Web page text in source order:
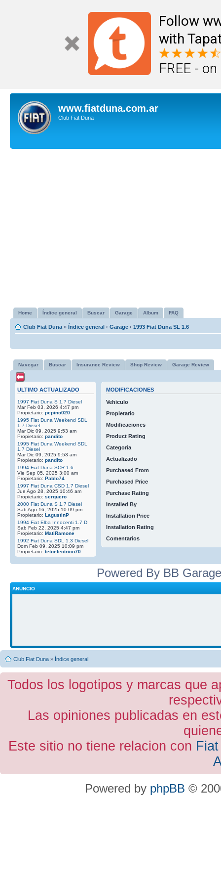
Follow
with
FREE -
www.fiatduna.com.ar
Club Fiat Duna
Home Índice general Buscar Garage Album FAQ
Club Fiat Duna » Índice general ‹ Garage ‹ 1993 Fiat Duna SL 1.6
Navegar Buscar Insurance Review Shop Review Garage Review
ULTIMO ACTUALIZADO
1997 Fiat Duna S 1.7 Diesel
Mar Feb 03, 2026 4:47 pm
Propietario: pepino020
1995 Fiat Duna Weekend SDL
1.7 Diesel
Mar Dic 09, 2025 9:53 am
Propietario: pandito
1995 Fiat Duna Weekend SDL
1.7 Diesel
Mar Dic 09, 2025 9:53 am
Propietario: pandito
1994 Fiat Duna SCR 1.6
Vie Sep 05, 2025 3:00 am
Propietario: Pablo74
1997 Fiat Duna CSD 1.7 Diesel
Jue Ago 28, 2025 10:46 am
Propietario: serquero
2000 Fiat Duna S 1.7 Diesel
Sab Ago 16, 2025 10:09 pm
Propietario: LagustinP
1994 Fiat Elba Innocenti 1.7 D
Sab Feb 22, 2025 4:47 pm
Propietario: MatiRamone
1992 Fiat Duna SDL 1.3 Diesel
Dom Feb 09, 2025 10:09 pm
Propietario: tetoelectrico70
MODIFICACIONES
Vehiculo
Propietario
Modificaciones
Product Rating
Categoria
Actualizado
Purchased From
Purchased Price
Purchase Rating
Installed By
Installation Price
Installation Rating
Comentarios
Powered By BB
ANUNCIO
Club Fiat Duna » Índice general
Todos los logotipos y marcas que
Las opiniones publicadas en
Este sitio no tiene relacion con
Powered by phpBB ©